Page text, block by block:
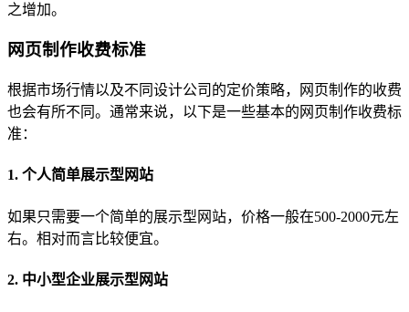
之增加。
网页制作收费标准
根据市场行情以及不同设计公司的定价策略，网页制作的收费
也会有所不同。通常来说，以下是一些基本的网页制作收费标
准：
1. 个人简单展示型网站
如果只需要一个简单的展示型网站，价格一般在500-2000元左
右。相对而言比较便宜。
2. 中小型企业展示型网站